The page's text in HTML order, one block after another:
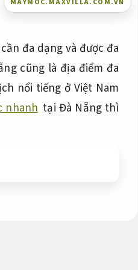
MAYMOC.MAXVILLA.COM.VN
đa dạng và được đa
cũng là địa điểm đa
nổi tiếng ở Việt Nam
nhanh tại Đà Nẵng thì